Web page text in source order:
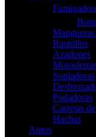
Rastrillos
Azadones
Sopladoras
Podadoras
Carretas
Hachas
Autos